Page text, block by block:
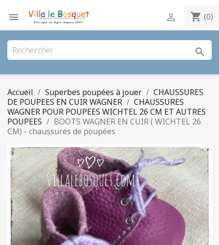
 shopping_cart (0)

search
Accueil Superbes poupées à jouer
CHAUSSURES
DE POUPEES EN CUIR WAGNER
CHAUSSURES
WAGNER POUR POUPEES WICHTEL 26 CM ET AUTRES
POUPEES
BOOTS WAGNER EN CUIR ( WICHTEL 26
CM) - chaussures de poupées